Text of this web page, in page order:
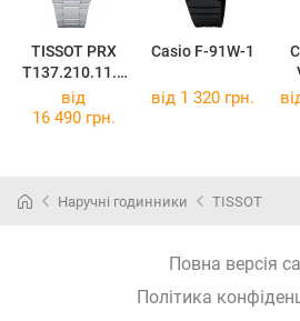
TISSOT PRX
T137.210.11.0
41.00
Casio F-91W-1
від
16 490 грн.
від 1 320 грн.
Наручні годинники TISSOT
Повна версія
Політика